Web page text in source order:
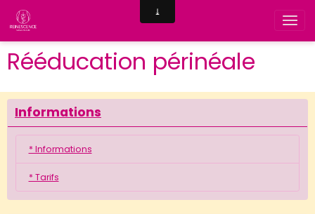
Rééducation périnéale
Informations
* Informations
* Tarifs